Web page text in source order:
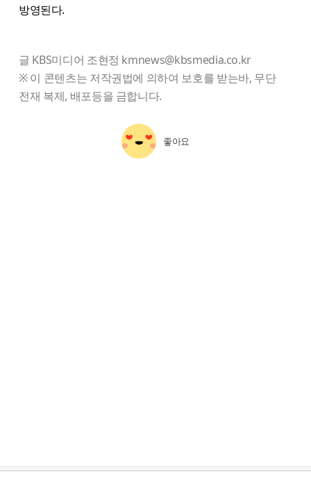
방영된다.
글 KBS미디어 조현정 kmnews@kbsmedia.co.kr
※ 이 콘텐츠는 저작권법에 의하여 보호를 받는바, 무단
전재 복제, 배포등을 금합니다.
좋아요